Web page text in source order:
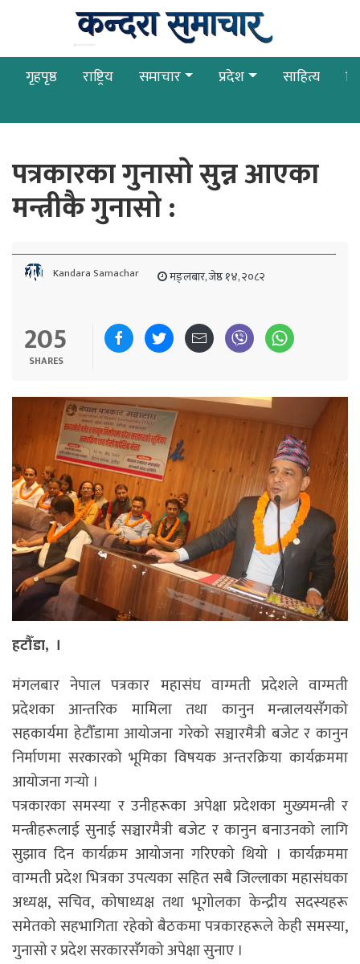
गृहपृष्ठ राष्ट्रिय समाचार प्रदेश साहित्य
पत्रकारका गुनासाे सुन्न आएका
मन्त्रीकै गुनासाे :
Kandara Samachar मङ्लबार, जेष्ठ १४, २०८२
205
SHARES
हटौँडा, ।
मंगलबार नेपाल पत्रकार महासंघ वाग्मती प्रदेशले वाग्मती
प्रदेशका आन्तरिक मामिला तथा कानुन मन्त्रालयसँगको
सहकार्यमा हेटौँडामा आयोजना गरेको सञ्चारमैत्री बजेट र कानुन
निर्माणमा सरकारको भूमिका विषयक अन्तरक्रिया कार्यक्रममा
आयोजना गर्‍यो ।
पत्रकारका समस्या र उनीहरूका अपेक्षा प्रदेशका मुख्यमन्त्री र
मन्त्रीहरूलाई सुनाई सञ्चारमैत्री बजेट र कानुन बनाउनको लागि
सुझाव दिन कार्यक्रम आयोजना गरिएको थियो । कार्यक्रममा
वाग्मती प्रदेश भित्रका उपत्यका सहित सबै जिल्लाका महासंघका
अध्यक्ष, सचिव, कोषाध्यक्ष तथा भूगोलका केन्द्रीय सदस्यहरू
समेतको सहभागिता रहेको बैठकमा पत्रकारहरूले केही समस्या,
गुनासो र प्रदेश सरकारसँगको अपेक्षा सुनाए ।